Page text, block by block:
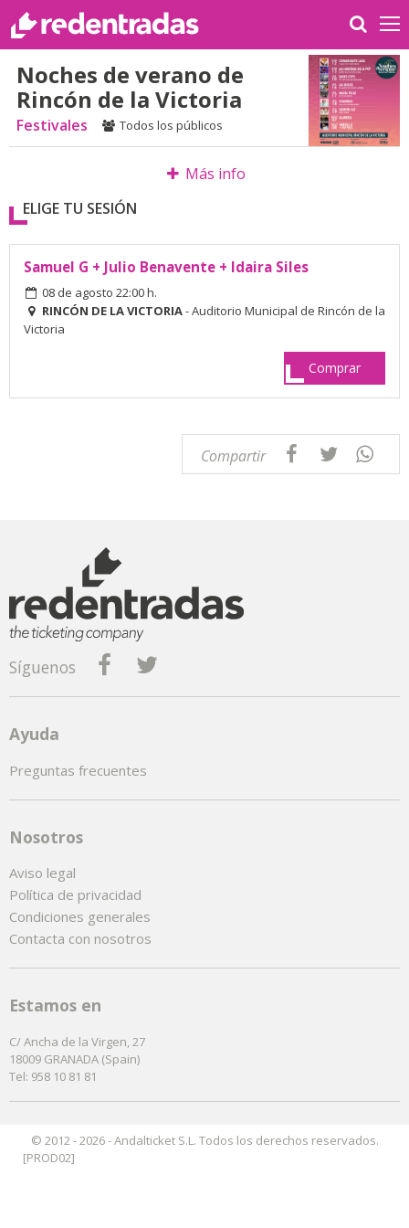
Noches de verano de
Rincón de la Victoria
Festivales Todos los públicos
Más info
ELIGE TU SESIÓN
Samuel G + Julio Benavente + Idaira Siles
08 de agosto 22:00 h.
RINCÓN DE LA VICTORIA- Auditorio Municipal de Rincón de la
Victoria
Comprar
Compartir
Síguenos
Ayuda
Preguntas frecuentes
Nosotros
Aviso legal
Política de privacidad
Condiciones generales
Contacta con nosotros
Estamos en
C/ Ancha de la Virgen, 27
18009 GRANADA (Spain)
Tel: 958 10 81 81
© 2012 - 2026 - Andalticket S.L. Todos los derechos reservados.
[PROD02]